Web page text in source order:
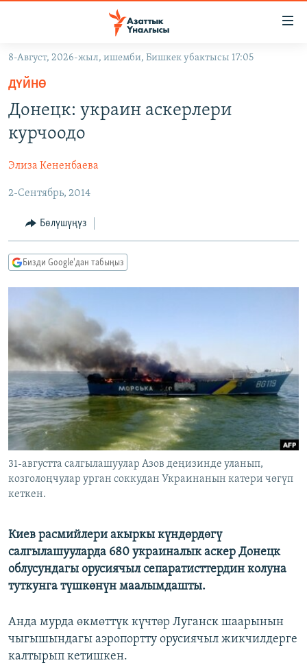
Навигацияга
өтүңүз
Издөөгө
салыңыз
ЖАҢЫЛЫКТАР
ЭКОНОМИКА
МАДАНИЯТ
ДҮЙНӨ
БОРБОР АЗИЯ
УКРАИНА
АТАЙЫН ИЛИКТӨӨ
ТВ ПРОГРАММАЛАР
БҮГҮН АЗАТТЫКТА
БИЗ ЖАНА ДҮЙНӨ
ЭЖЕ-СИҢДИЛЕР
АЗАТТЫК+
ЫҢГАЙСЫЗ СУРООЛОР
ПОДКАСТ
ӨЗГӨЧӨ ПИКИР
ОНЛАЙН ШЕРИНЕ
ЭЕ/АРнун бардык сайттары
8-Август, 2026-жыл, ишемби, Бишкек убактысы 17:05
ДҮЙНӨ
Донецк: украин аскерлери
курчоодо
Элиза Кененбаева
2-Сентябрь, 2014
Бөлүшүңүз
Бизди Google'дан табыңыз
31-августта салгылашуулар Азов деңизинде уланып,
козголоңчулар урган соккудан Украинанын катери чөгүп
кеткен.
Киев расмийлери акыркы күндөрдөгү
салгылашууларда 680 украиналык аскер Донецк
облусундагы орусиячыл сепаратисттердин колуна
туткунга түшкөнүн маалымдашты.
Анда мурда өкмөттүк күчтөр Луганск шаарынын
чыгышындагы аэропортту орусиячыл жикчилдерге
калтырып кетишкен.